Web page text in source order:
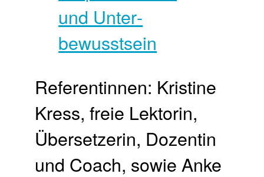
Referentinnen: Kristine
Kress, freie Lektorin,
Übersetzerin, Dozentin
und Coach, sowie Anke